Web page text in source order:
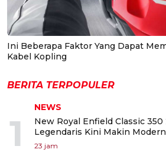
Ini Beberapa Faktor Yang Dapat
Kabel Kopling
BERITA TERPOPULER
1
NEWS
New Royal Enfield Classic
Legendaris Kini Makin
23 jam